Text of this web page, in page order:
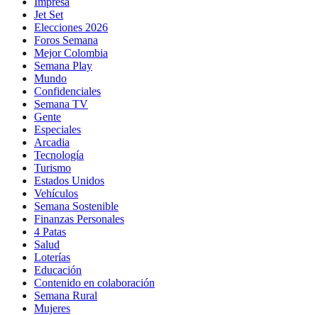
Jet Set
Elecciones 2026
Foros Semana
Mejor Colombia
Semana Play
Mundo
Confidenciales
Semana TV
Gente
Especiales
Arcadia
Tecnología
Turismo
Estados Unidos
Vehículos
Semana Sostenible
Finanzas Personales
4 Patas
Salud
Loterías
Educación
Contenido en colaboración
Semana Rural
Mujeres